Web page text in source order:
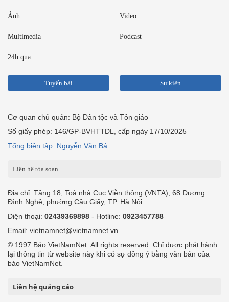
Ảnh Video
Multimedia Podcast
24h qua
Tuyến bài Sự kiện
Cơ quan chủ quản: Bộ Dân tộc và Tôn giáo
Số giấy phép: 146/GP-BVHTTDL, cấp ngày 17/10/2025
Tổng biên tập: Nguyễn Văn Bá
Liên hệ tòa soạn
Địa chỉ: Tầng 18, Toà nhà Cục Viễn thông (VNTA), 68 Dương
Đình Nghệ, phường Cầu Giấy, TP. Hà Nội.
Điện thoại: 02439369898 - Hotline: 0923457788
Email: vietnamnet@vietnamnet.vn
© 1997 Báo VietNamNet. All rights reserved. Chỉ được phát hành
lại thông tin từ website này khi có sự đồng ý bằng văn bản của
báo VietNamNet.
Liên hệ quảng cáo